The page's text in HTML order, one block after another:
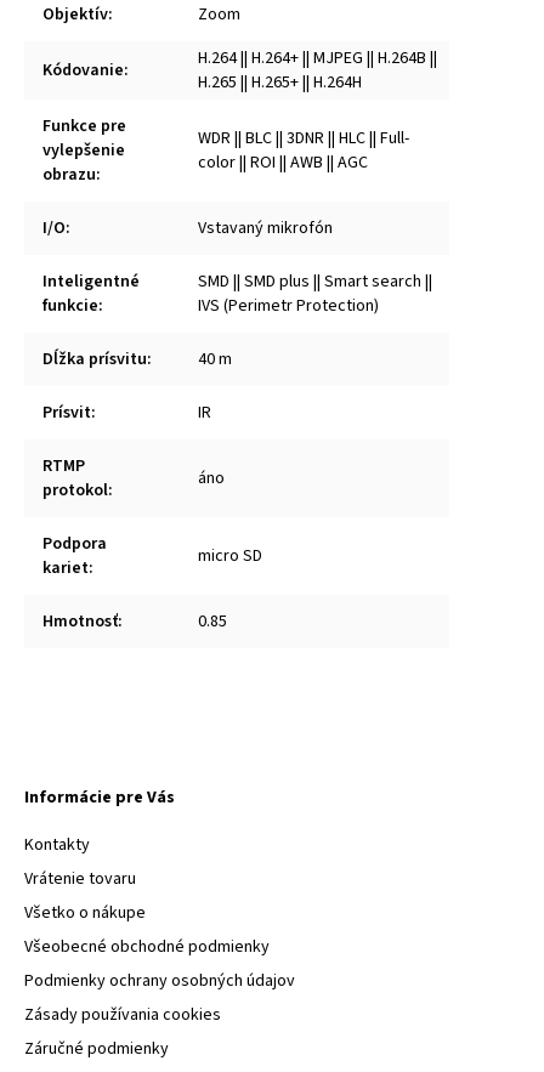
Objektív: Zoom
Kódovanie:
H.264 || H.264+ || MJPEG || H.264B ||
H.265 || H.265+ || H.264H
Funkce pre
vylepšenie
obrazu:
WDR || BLC || 3DNR || HLC || Full-
color || ROI || AWB || AGC
I/O: Vstavaný mikrofón
Inteligentné
funkcie:
SMD || SMD plus || Smart search ||
IVS (Perimetr Protection)
Dĺžka prísvitu: 40 m
Prísvit: IR
RTMP
protokol: áno
Podpora
kariet: micro SD
Hmotnosť: 0.85
Informácie pre Vás
Kontakty
Vrátenie tovaru
Všetko o nákupe
Všeobecné obchodné podmienky
Podmienky ochrany osobných údajov
Zásady používania cookies
Záručné podmienky